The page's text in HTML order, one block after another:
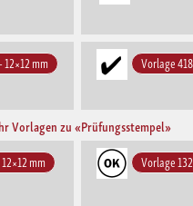
mm Vorlage
Vorlagen zu «Prüfungsstempel»
mm Vorlage